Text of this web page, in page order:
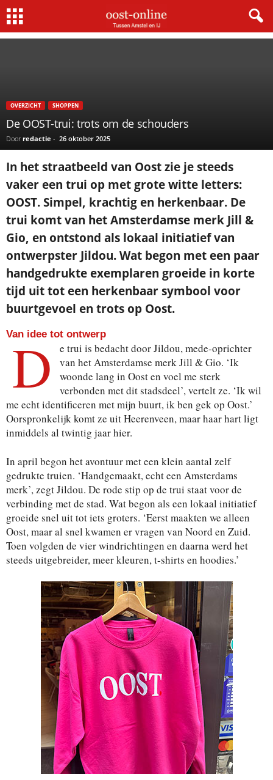
Home De OOST-trui: trots om de schouders
OVERZICHT SHOPPEN
De OOST-trui: trots om de schouders
Door redactie - 26 oktober 2025
In het straatbeeld van Oost zie je steeds
vaker een trui op met grote witte letters:
OOST. Simpel, krachtig en herkenbaar. De
trui komt van het Amsterdamse merk Jill &
Gio, en ontstond als lokaal initiatief van
ontwerpster Jildou. Wat begon met een paar
handgedrukte exemplaren groeide in korte
tijd uit tot een herkenbaar symbool voor
buurtgevoel en trots op Oost.
Van idee tot ontwerp
D
e trui is bedacht door Jildou, mede-oprichter
van het Amsterdamse merk Jill & Gio. ‘Ik
woonde lang in Oost en voel me sterk
verbonden met dit stadsdeel’, vertelt ze. ‘Ik wil
me echt identificeren met mijn buurt, ik ben gek op Oost.’
Oorspronkelijk komt ze uit Heerenveen, maar haar hart ligt
inmiddels al twintig jaar hier.
In april begon het avontuur met een klein aantal zelf
gedrukte truien. ‘Handgemaakt, echt een Amsterdams
merk’, zegt Jildou. De rode stip op de trui staat voor de
verbinding met de stad. Wat begon als een lokaal initiatief
groeide snel uit tot iets groters. ‘Eerst maakten we alleen
Oost, maar al snel kwamen er vragen van Noord en Zuid.
Toen volgden de vier windrichtingen en daarna werd het
steeds uitgebreider, meer kleuren, t-shirts en hoodies.’